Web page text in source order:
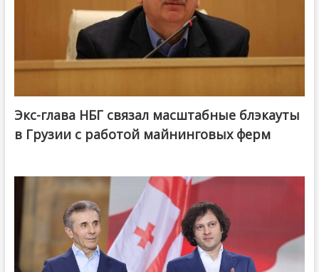
Экс-глава НБГ связал масштабные блэкауты
в Грузии с работой майнинговых ферм